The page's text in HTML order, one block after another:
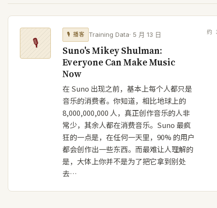
🎙
🎙 播客 Training Data· 5 月 13 日
Suno's Mikey Shulman:
Everyone Can Make Music
Now
在 Suno 出现之前，基本上每个人都只是
音乐的消费者。你知道，相比地球上的
8,000,000,000 人，真正创作音乐的人非
常少，其余人都在消费音乐。Suno 最疯
狂的一点是，在任何一天里，90% 的用户
都会创作出一些东西。而最难让人理解的
是，大体上你并不是为了把它拿到别处
去…
约